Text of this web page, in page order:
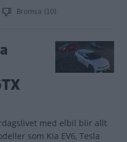
Bromsa (10)
med elbil blir allt
som Kia EV6, Tesla